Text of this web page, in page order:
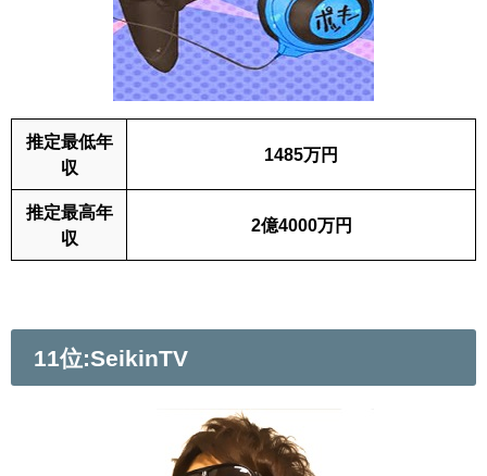
推定最低年
収
1485万円
推定最高年
収
2億4000万円
11位:SeikinTV